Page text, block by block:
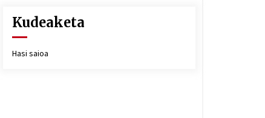
Kudeaketa
Hasi saioa